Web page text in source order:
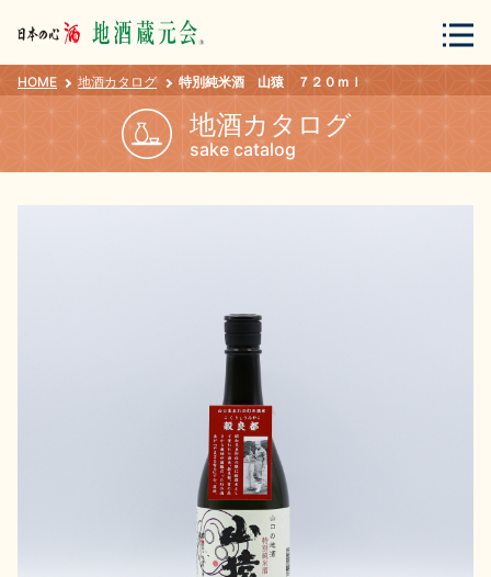
会員登録 ログイン
地酒カタログ
地酒解体新書
HOME 地酒カタログ 特別純米酒 山猿 ７２０ｍｌ
地酒カタログ
sake catalog